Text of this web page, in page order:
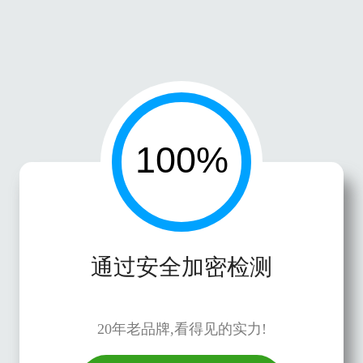
通过安全加密检测
20年老品牌,看得见的实力!